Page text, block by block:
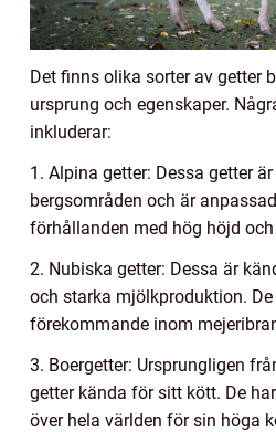
Det finns olika sorter av getter
ursprung och egenskaper.
inkluderar:
1. Alpina getter: Dessa getter
bergsområden och är
förhållanden med hög höjd
2. Nubiska getter: Dessa är
och starka mjölkproduktion.
förekommande inom
3. Boergetter: Ursprungligen
getter kända för sitt kött. De
över hela världen för sin höga